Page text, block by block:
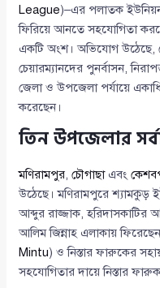
League)–এর পলাতক
ফিরিয়ে আনতে সহযোগিতা
একটি অংশ। অভিযোগ উঠেছে,
চেয়ারম্যানদের পুনর্বাসন,
জেলা ও উপজেলা পর্যায়ে
করেছেন।
তিন উপজেলার
মণিরামপুর,চৌগাছাএবং
উঠেছে। মণিরামপুরে
আব্দুর রাজ্জাক, হরিদাসকাটির
আলিম জিন্নাহ এলাকায়
Mintu) ও নিস্তার ফারুকের
সহযোগিতার দায়ে নিস্তার